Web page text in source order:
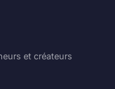
et créateurs